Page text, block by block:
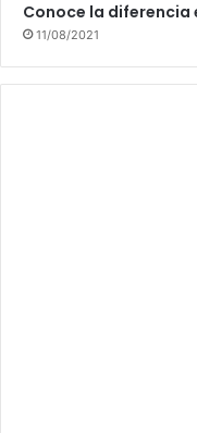
Conoce la
11/08/2021